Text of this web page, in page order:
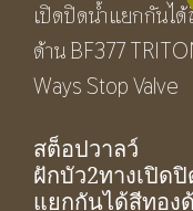
สต็อปวาลว์
ฝักบัว2ทางเปิด
แยกกันได้สีทอง